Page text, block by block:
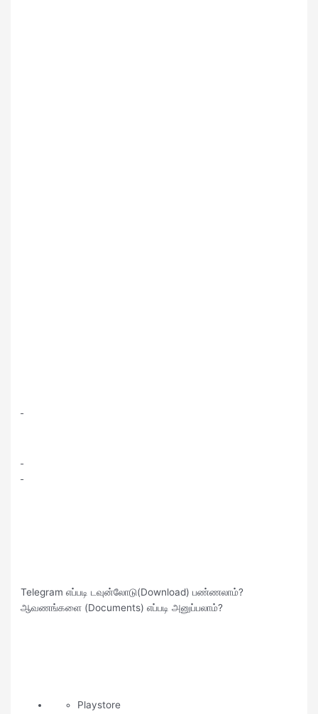
Telegram எப்படி டவுன்லோடு(Download) பண்ணலாம்?
ஆவணங்களை (Documents) எப்படி அனுப்பலாம்?
Playstore